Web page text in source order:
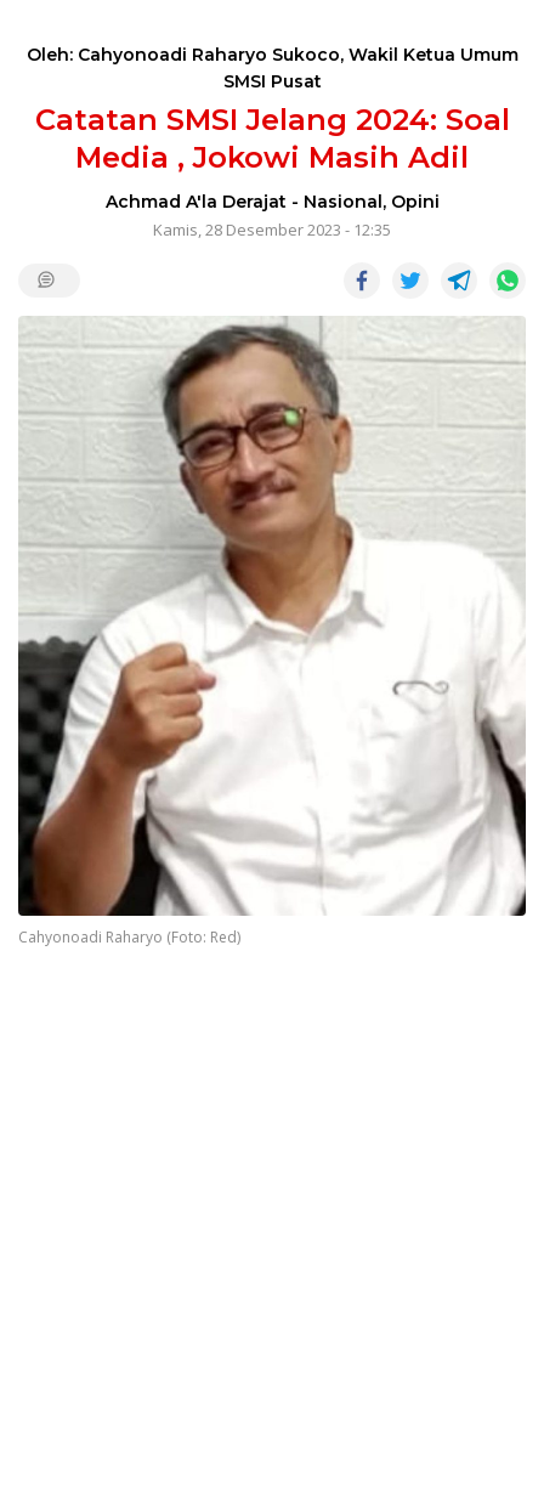
Oleh: Cahyonoadi Raharyo Sukoco, Wakil Ketua Umum
SMSI Pusat
Catatan SMSI Jelang 2024: Soal
Media , Jokowi Masih Adil
Achmad A'la Derajat- Nasional, Opini
Kamis, 28 Desember 2023 - 12:35
Cahyonoadi Raharyo (Foto: Red)